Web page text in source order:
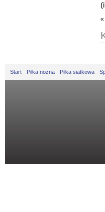
«
Start Piłka nożna Piłka siatkowa